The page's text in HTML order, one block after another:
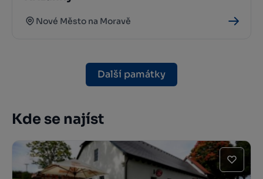
Nové Město na Moravě
Další památky
Kde se najíst